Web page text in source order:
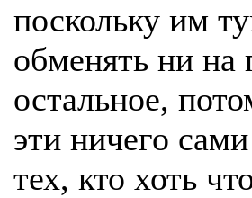
поскольку им
обменять ни на
остальное,
эти ничего
тех, кто хоть